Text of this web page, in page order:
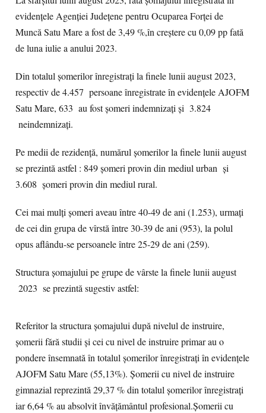
evidențele Agenției Județene pentru Ocuparea Forței de
Muncă Satu Mare a fost de 3,49 %,în creștere cu 0,09 pp fată
de luna iulie a anului 2023.
Din totalul șomerilor înregistrați la finele lunii august 2023,
respectiv de 4.457 persoane înregistrate în evidențele AJOFM
Satu Mare, 633 au fost șomeri indemnizați și 3.824
neindemnizați.
Pe medii de rezidență, numărul șomerilor la finele lunii august
se prezintă astfel : 849 șomeri provin din mediul urban și
3.608 șomeri provin din mediul rural.
Cei mai mulți șomeri aveau între 40-49 de ani (1.253), urmați
de cei din grupa de vîrstă între 30-39 de ani (953), la polul
opus aflându-se persoanele între 25-29 de ani (259).
Structura șomajului pe grupe de vârste la finele lunii august
2023 se prezintă sugestiv astfel:
Referitor la structura șomajului după nivelul de instruire,
șomerii fără studii și cei cu nivel de instruire primar au o
pondere însemnată în totalul șomerilor înregistrați în evidențele
AJOFM Satu Mare (55,13%). Șomerii cu nivel de instruire
gimnazial reprezintă 29,37 % din totalul șomerilor înregistrați
iar 6,64 % au absolvit învățământul profesional.Șomerii cu